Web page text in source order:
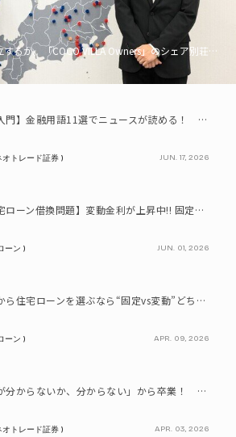
るか。「COCO VILLA Owners」のシェア別荘とい
【超入門】金融用語11選でニュースが読める！ 知識ゼロからの賢い資産の育て方
オトレード証券 ) JUN. 17, 2026
【住宅ローン借換問題】変動金利が上昇中!! 固定に借り換えるなら今が正解って本当? シミュレーションで比較してみよう
ーン ) JUN. 01, 2026
これから住宅ローンを選ぶなら“固定vs変動”どちらが正解? 9割が利用したいと答えた「いま決めなくてもいい」ローンとは!?
ーン ) APR. 09, 2026
「何が分からないか、分からない」から卒業！ SBIネオトレード証券で学ぶ、はじめての資産形成
オトレード証券 ) APR. 03, 2026